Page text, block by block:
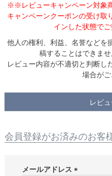
※※レビューキャンペーン対象
キャンペーンクーポンの受け取
インした状態で
他人の権利、利益、名誉などを
稿することはできませ
レビュー内容が不適切と判断し
場合がご
レビ
会員登録がお済みのお客
メールアドレス